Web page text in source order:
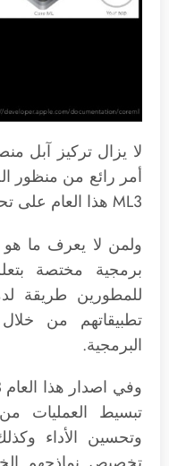
لا يزال تركيز آبل
ML3 هذا العام على تحديثات رائعة.
ولمن لا يعرف ما
برمجية مختصة
للمطورين طريقة
تطبيقاتهم من
البرمجية.
تبسيط العمليات
وتحسين الأداء